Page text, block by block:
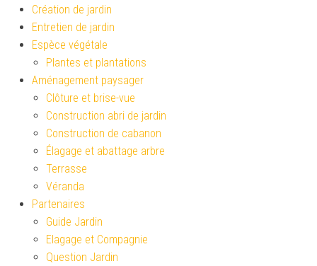
Création de jardin
Entretien de jardin
Espèce végétale
Plantes et plantations
Aménagement paysager
Clôture et brise-vue
Construction abri de jardin
Construction de cabanon
Élagage et abattage arbre
Terrasse
Véranda
Partenaires
Guide Jardin
Elagage et Compagnie
Question Jardin